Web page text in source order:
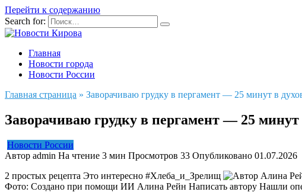
Перейти к содержанию
Search for:
Главная
Новости города
Новости России
Главная страница » Заворачиваю грудку в пергамент — 25 минут в
Заворачиваю грудку в пергамент — 25
Новости России
Автор admin На чтение 3 мин Просмотров 33 Опубликовано 01.07.2026
2 простых рецепта Это интересно #Хлеба_и_Зрелищ Алина
Фото: Создано при помощи ИИ Алина Рейн Написать автору Нашли